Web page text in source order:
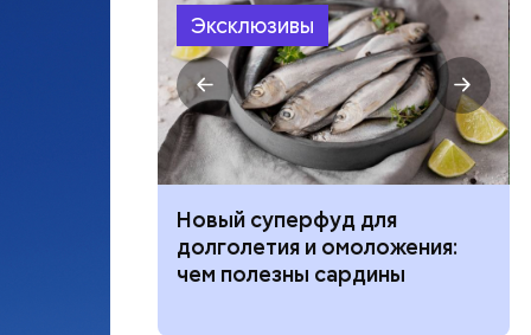
часть
Эксклюзивы
Новый суперфуд для
долголетия и омоложения:
чем полезны сардины